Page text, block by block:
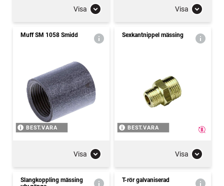
Visa Visa
Muff SM 1058 Smidd
BEST.VARA
Visa
Sexkantnippel mässing
BEST.VARA
Visa
Slangkoppling mässing
T-rör galvaniserad